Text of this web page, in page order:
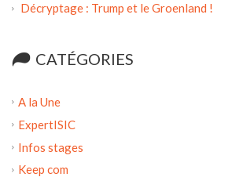
Décryptage : Trump et le Groenland !
CATÉGORIES
A la Une
ExpertISIC
Infos stages
Keep com